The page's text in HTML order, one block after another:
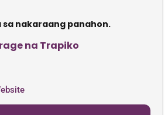
sa nakaraang panahon.
na Trapiko